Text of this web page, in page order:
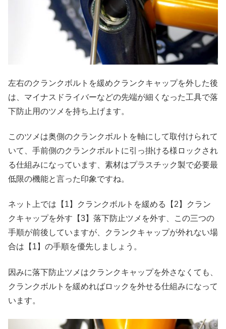
左右のクランクボルトを緩めクランクキャップを外した後
は、マイナスドライバーなどの先端が細くなった工具で落
下防止用のツメを持ち上げます。
このツメは奥側のクランクボルトを軸にして取付けられて
いて、手前側のクランクボルトに引っ掛ける様ロックされ
る仕組みになっています、素材はプラスチック製で必要最
低限の機能と言った印象ですね。
ネット上では【1】クランクボルトを緩める【2】クラン
クキャップを外す【3】落下防止ツメを外す、この三つの
手順が前後していますが、クランクキャップが外れない場
合は【1】の手順を優先しましょう。
因みに落下防止ツメはクランクキャップを外さなくても、
クランクボルトを緩めればロックを外せる仕組みになって
います。